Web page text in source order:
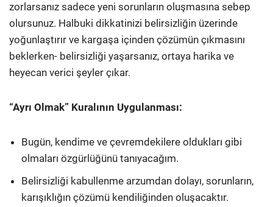
zorlarsanız sadece yeni sorunların oluşmasına sebep
olursunuz. Halbuki dikkatinizi belirsizliğin üzerinde
yoğunlaştırır ve kargaşa içinden çözümün çıkmasını
beklerken- belirsizliği yaşarsanız, ortaya harika ve
heyecan verici şeyler çıkar.
“Ayrı Olmak” Kuralının Uygulanması:
Bugün, kendime ve çevremdekilere oldukları gibi
olmaları özgürlüğünü tanıyacağım.
Belirsizliği kabullenme arzumdan dolayı, sorunların,
karışıklığın çözümü kendiliğinden oluşacaktır.